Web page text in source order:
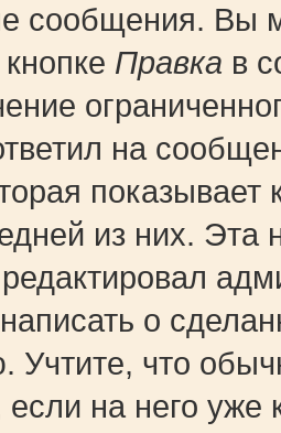
сообщения. Вы
Правка в
на
показывает
из них. Эта
о
Учтите, что
на него уже